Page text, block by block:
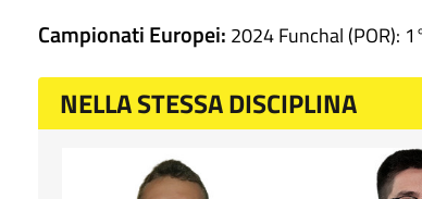
Campionati Europei: 2024 Funchal (POR):
NELLA STESSA DISCIPLINA